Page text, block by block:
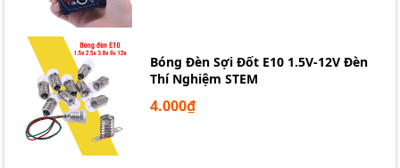
Bóng Đèn Sợi Đốt E10 1.5V-12V Đèn
Thí Nghiệm STEM
4.000₫